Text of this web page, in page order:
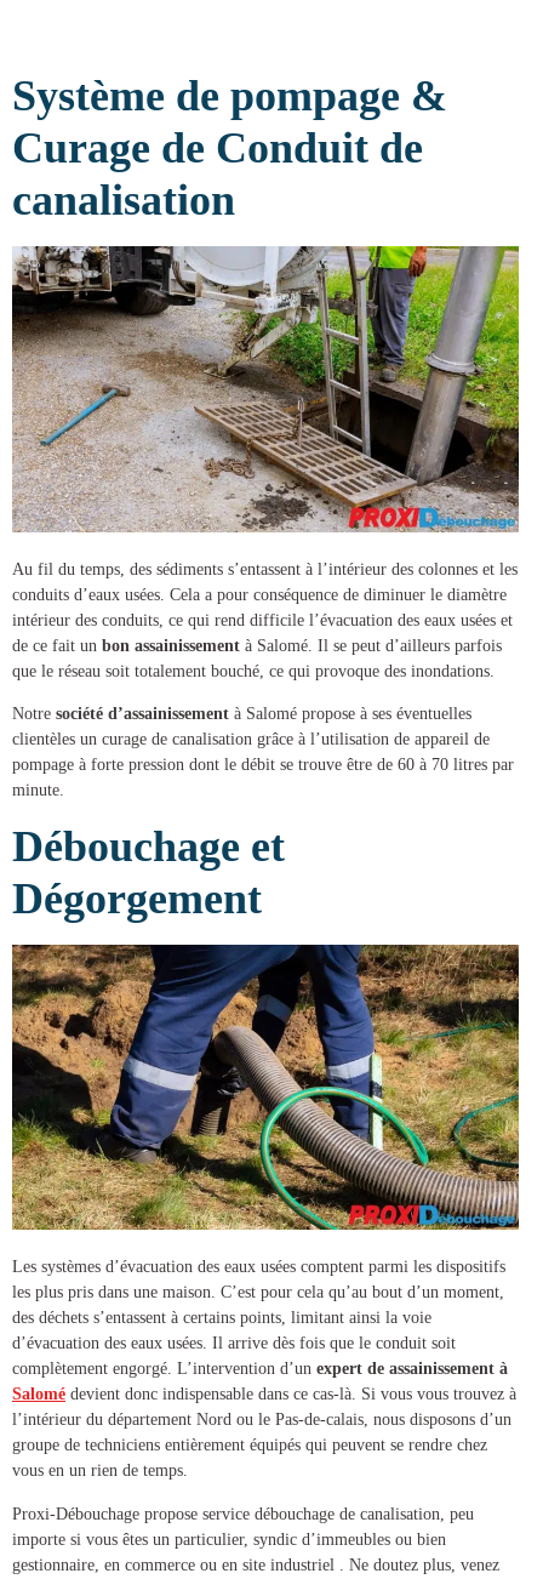
Système de pompage &
Curage de Conduit de
canalisation
Au fil du temps, des sédiments s’entassent à l’intérieur des colonnes et les
conduits d’eaux usées. Cela a pour conséquence de diminuer le diamètre
intérieur des conduits, ce qui rend difficile l’évacuation des eaux usées et
de ce fait un bon assainissement à Salomé . Il se peut d’ailleurs parfois
que le réseau soit totalement bouché, ce qui provoque des inondations.
Notre société d’assainissement à Salomé propose à ses éventuelles
clientèles un curage de canalisation grâce à l’utilisation de appareil de
pompage à forte pression dont le débit se trouve être de 60 à 70 litres par
minute.
Débouchage et
Dégorgement
Les systèmes d’évacuation des eaux usées comptent parmi les dispositifs
les plus pris dans une maison. C’est pour cela qu’au bout d’un moment,
des déchets s’entassent à certains points, limitant ainsi la voie
d’évacuation des eaux usées. Il arrive dès fois que le conduit soit
complètement engorgé. L’intervention d’un expert de assainissement à
Salomé devient donc indispensable dans ce cas-là. Si vous vous trouvez à
l’intérieur du département Nord ou le Pas-de-calais, nous disposons d’un
groupe de techniciens entièrement équipés qui peuvent se rendre chez
vous en un rien de temps.
Proxi-Débouchage propose service débouchage de canalisation , peu
importe si vous êtes un particulier, syndic d’immeubles ou bien
gestionnaire, en commerce ou en site industriel . Ne doutez plus, venez